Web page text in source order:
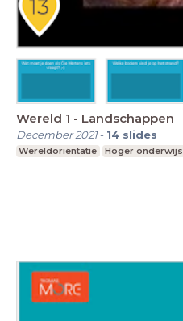
Wereld 1 - Landschappen
December 2021- 14 slides
Wereldoriëntatie Hoger onderwijs